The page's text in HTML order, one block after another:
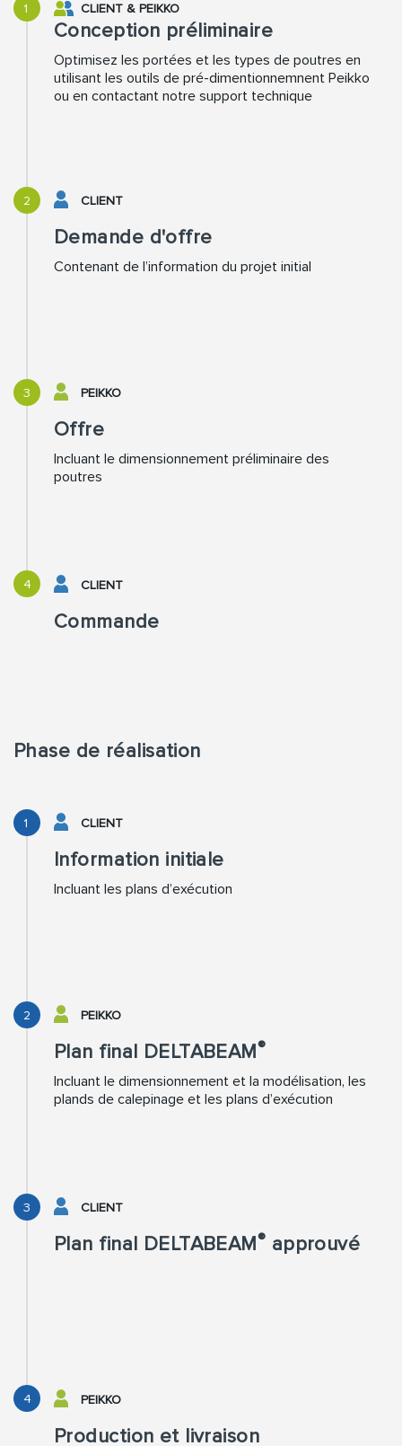
1
2
3
4
CLIENT & PEIKKO
Conception préliminaire
Optimisez les portées et les types de poutres en
utilisant les outils de pré-dimentionnemnent Peikko
ou en contactant notre support technique
CLIENT
Demande d'offre
Contenant de l’information du projet initial
PEIKKO
Offre
Incluant le dimensionnement préliminaire des
poutres
CLIENT
Commande
Phase de réalisation
1
2
3
4
CLIENT
Information initiale
Incluant les plans d’exécution
PEIKKO
Plan final DELTABEAM®
Incluant le dimensionnement et la modélisation, les
plands de calepinage et les plans d’exécution
CLIENT
Plan final DELTABEAM® approuvé
PEIKKO
Production et livraison